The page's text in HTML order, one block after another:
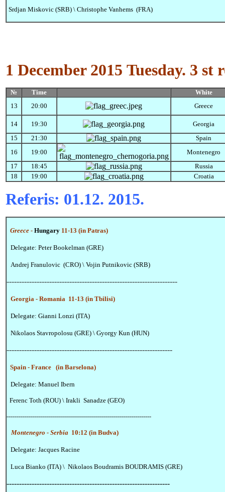
Srdjan Miskovic (SRB) \ Christophe Vanhems (FRA)
1 December 2015 Tuesday. 3 st
№ Time
White
13
20:00 Greece
14 19:30
Georgia
15
21:30
Spain
16
19:00
Montenegro
17
18:45
Russia
18
19:00 Croatia
Referis: 01.12. 2015.
Greece - Hungary 11-13 (in Patras)
Delegate: Peter Bookelman (GRE)
Andrej Franulovic (CRO) \ Vojin Putnikovic (SRB)
--------------------------------------------------------------------
Georgia - Romania 11-13 (in Tbilisi)
Delegate: Gianni Lonzi (ITA)
Nikolaos Stavropolosu (GRE) \ Gyorgy Kun (HUN)
------------------------------------------------------------------
Spain - France (in Barselona)
Delegate: Manuel Ibern
Ferenc Toth (ROU) \ Irakli Sanadze (GEO)
------------------------------------------------------------------------
Montenegro - Serbia 10:12 (in Budva)
Delegate: Jacques Racine
Luca Bianko (ITA) \ Nikolaos Boudramis BOUDRAMIS (GRE)
-----------------------------------------------------------------